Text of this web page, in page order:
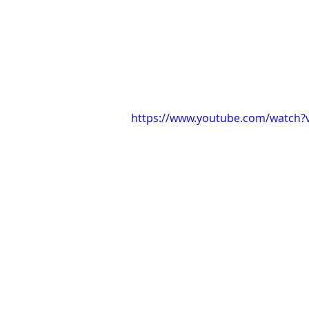
https://www.youtube.com/